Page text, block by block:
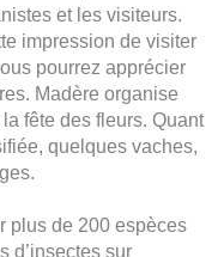
et les visiteurs.
impression de visiter
pourrez apprécier
Madère organise
fête des fleurs. Quant
quelques vaches,
plus de 200 espèces
d’insectes sur